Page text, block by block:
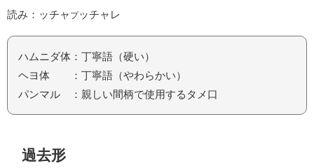
読み：ッチャ プッチャレ
ハムニダ体：丁寧語（硬い）
ヘヨ体 ：丁寧語（やわらかい）
パンマル ：親しい間柄で使用するタメ口
過去形